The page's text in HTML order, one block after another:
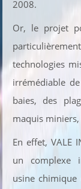
2008.
Or, le projet
technologies
irrémédiable
baies, des
maquis miniers,
En effet, VALE
un complexe
usine